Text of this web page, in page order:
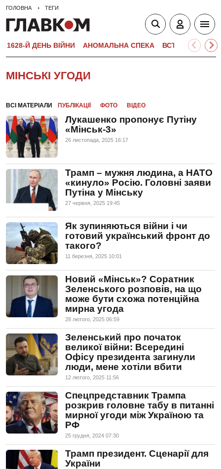
ГОЛОВНА ТЕГИ
1628-Й ДЕНЬ ВІЙНИ АНОМАЛЬНА СПЕКА ВСТУПНА
МІНСЬКІ УГОДИ
ВСІ МАТЕРІАЛИ ПУБЛІКАЦІЇ ФОТО ВІДЕО
Лукашенко пропонує Путіну
«Мінськ-3»
26 листопада, 2025 16:17
Трамп – мужня людина, а НАТО
«кинуло» Росію. Головні заяви
Путіна у Мінську
27 червня, 2025 19:45
Як зупиняються війни і чи
готовий український фронт до
такого?
11 березня, 2025 10:01
Новий «Мінськ»? Соратник
Зеленського розповів, на що
може бути схожа потенційна
мирна угода
28 лютого, 2025 06:59
Зеленський про початок
великої війни: Всередині
Офісу президента загинули
люди, мене хотіли вбити
12 лютого, 2025 11:56
Спецпредставник Трампа
розкрив головне табу в питанні
мирної угоди між Україною та
РФ
25 грудня, 2024 07:30
Трамп президент. Сценарії для
України